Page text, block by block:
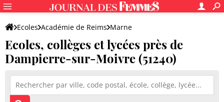
Ecoles Académie de Reims Marne
Ecoles, collèges et lycées près de
Dampierre-sur-Moivre (51240)